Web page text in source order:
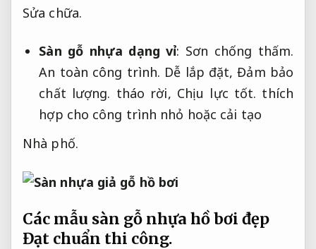
Sửa chữa.
Sàn gỗ nhựa dạng vỉ: Sơn chống thấm.
An toàn công trình. Dễ lắp đặt,Đảm bảo
chất lượng. tháo rời, Chịu lực tốt. thích
hợp cho công trình nhỏ hoặc cải tạo
Nhà phố.
Các mẫu sàn gỗ nhựa hồ bơi đẹp
Đạt chuẩn thi công.